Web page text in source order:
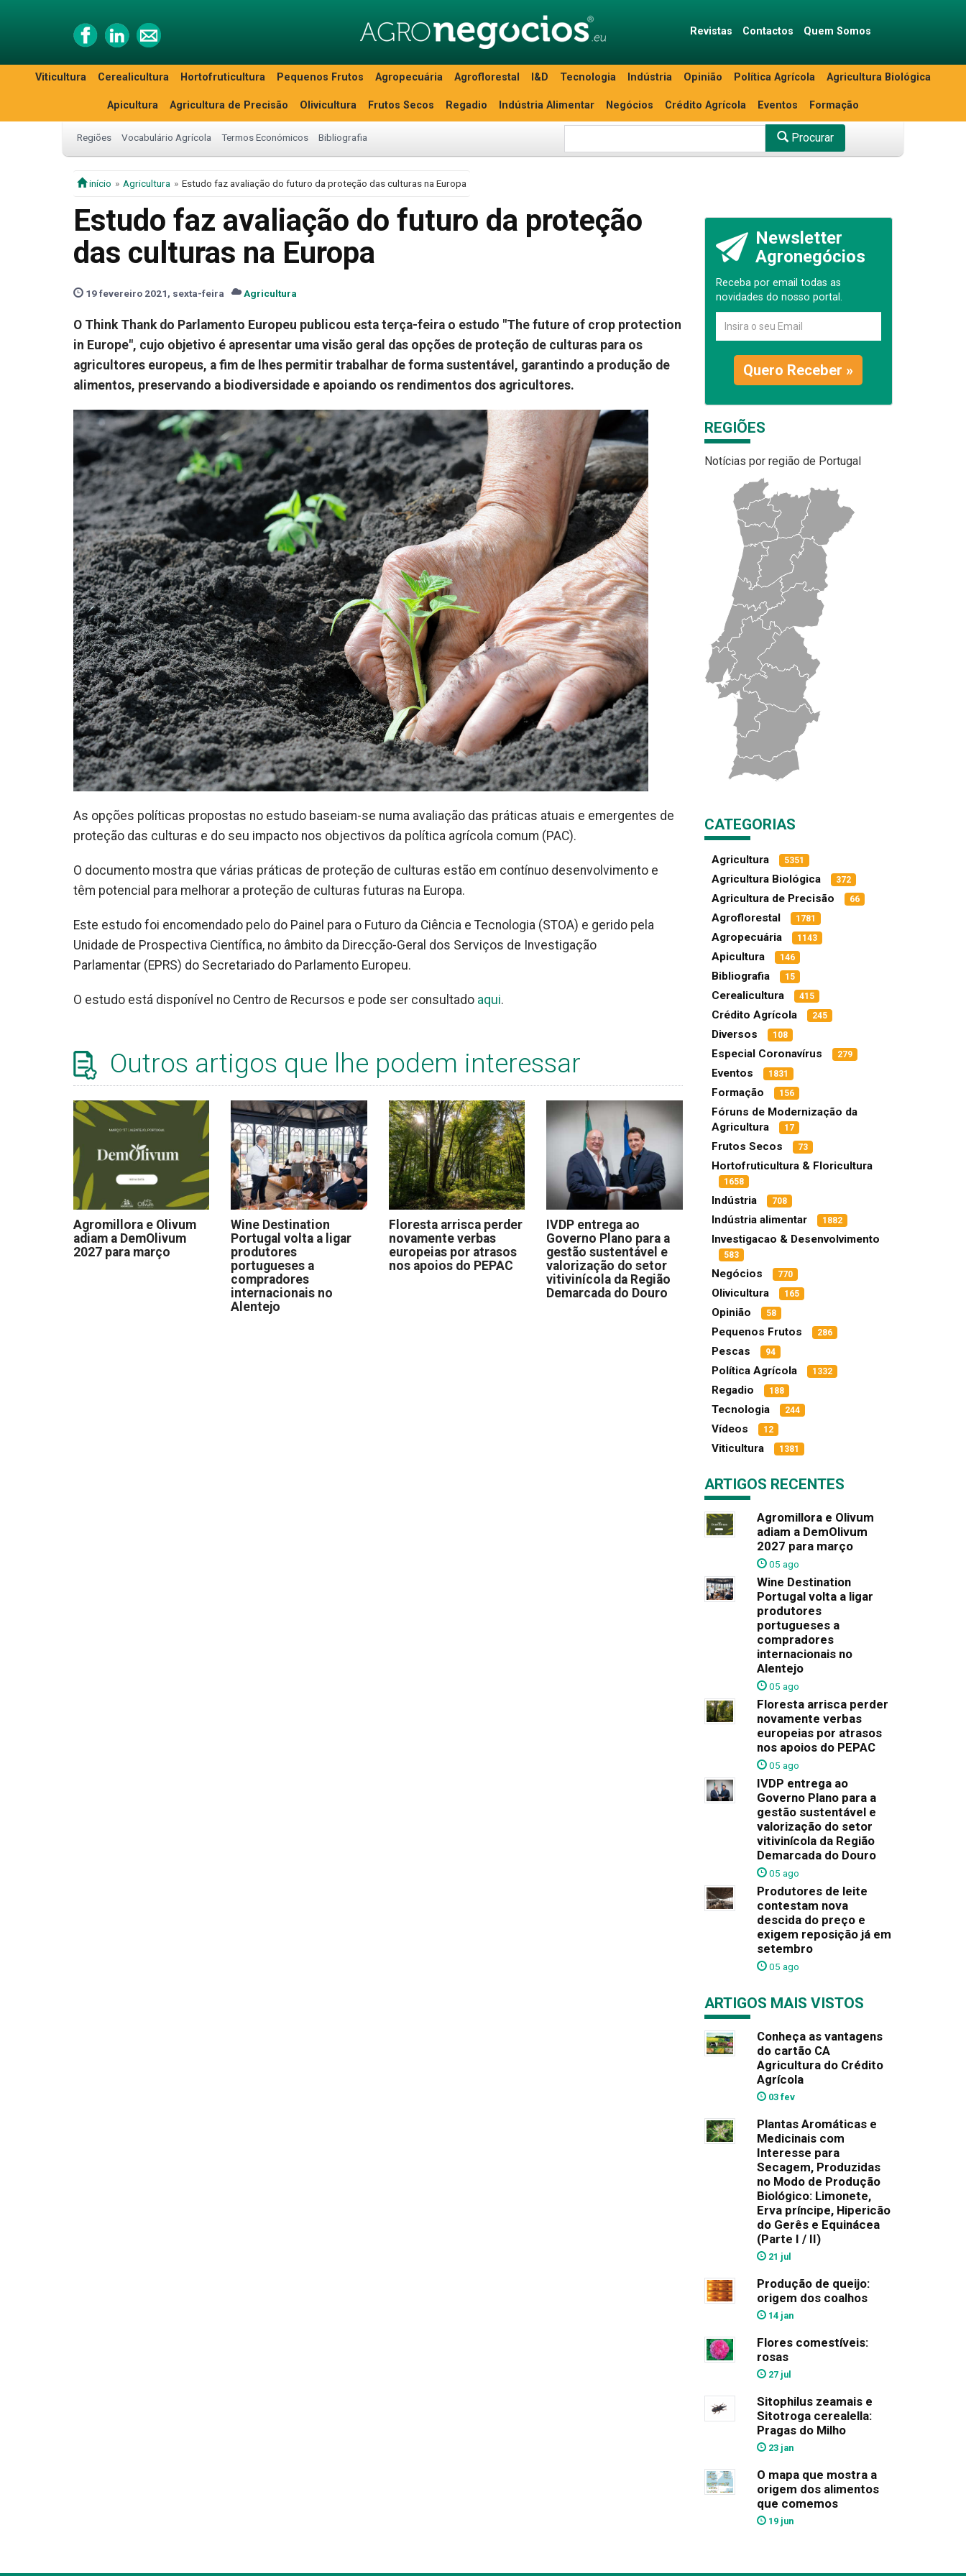
Revistas Contactos Quem Somos
Viticultura Cerealicultura Hortofruticultura Pequenos Frutos Agropecuária Agroflorestal I&D Tecnologia Indústria Opinião Política Agrícola Agricultura Biológica
Apicultura Agricultura de Precisão Olivicultura Frutos Secos Regadio Indústria Alimentar Negócios Crédito Agrícola Eventos Formação
Regiões Vocabulário Agrícola Termos Económicos Bibliografia Procurar
início Agricultura Estudo faz avaliação do futuro da proteção das culturas na Europa
Estudo faz avaliação do futuro da proteção
das culturas na Europa
19 fevereiro 2021, sexta-feira Agricultura
O Think Thank do Parlamento Europeu publicou esta terça-feira o estudo "The future of crop protection
in Europe", cujo objetivo é apresentar uma visão geral das opções de proteção de culturas para os
agricultores europeus, a fim de lhes permitir trabalhar de forma sustentável, garantindo a produção de
alimentos, preservando a biodiversidade e apoiando os rendimentos dos agricultores.
As opções políticas propostas no estudo baseiam-se numa avaliação das práticas atuais e emergentes de
proteção das culturas e do seu impacto nos objectivos da política agrícola comum (PAC).
O documento mostra que várias práticas de proteção de culturas estão em contínuo desenvolvimento e
têm potencial para melhorar a proteção de culturas futuras na Europa.
Este estudo foi encomendado pelo do Painel para o Futuro da Ciência e Tecnologia (STOA) e gerido pela
Unidade de Prospectiva Científica, no âmbito da Direcção-Geral dos Serviços de Investigação
Parlamentar (EPRS) do Secretariado do Parlamento Europeu.
O estudo está disponível no Centro de Recursos e pode ser consultado aqui.
Outros artigos que lhe podem interessar
Agromillora e Olivum
adiam a DemOlivum
2027 para março
Wine Destination
Portugal volta a ligar
produtores
portugueses a
compradores
internacionais no
Alentejo
Floresta arrisca perder
novamente verbas
europeias por atrasos
nos apoios do PEPAC
IVDP entrega ao
Governo Plano para a
gestão sustentável e
valorização do setor
vitivinícola da Região
Demarcada do Douro
Newsletter
Agronegócios
Receba por email todas as
novidades do nosso portal.
Quero Receber »
REGIÕES
Notícias por região de Portugal
CATEGORIAS
Agricultura 5351
Agricultura Biológica 372
Agricultura de Precisão 66
Agroflorestal 1781
Agropecuária 1143
Apicultura 146
Bibliografia 15
Cerealicultura 415
Crédito Agrícola 245
Diversos 108
Especial Coronavírus 279
Eventos 1831
Formação 156
Fóruns de Modernização da
Agricultura
17
Frutos Secos 73
Hortofruticultura & Floricultura
1658
Indústria 708
Indústria alimentar 1882
Investigacao & Desenvolvimento
583
Negócios 770
Olivicultura 165
Opinião 58
Pequenos Frutos 286
Pescas 94
Política Agrícola 1332
Regadio 188
Tecnologia 244
Vídeos 12
Viticultura 1381
ARTIGOS RECENTES
Agromillora e Olivum
adiam a DemOlivum
2027 para março
05 ago
Wine Destination
Portugal volta a ligar
produtores
portugueses a
compradores
internacionais no
Alentejo
05 ago
Floresta arrisca perder
novamente verbas
europeias por atrasos
nos apoios do PEPAC
05 ago
IVDP entrega ao
Governo Plano para a
gestão sustentável e
valorização do setor
vitivinícola da Região
Demarcada do Douro
05 ago
Produtores de leite
contestam nova
descida do preço e
exigem reposição já em
setembro
05 ago
ARTIGOS MAIS VISTOS
Conheça as vantagens
do cartão CA
Agricultura do Crédito
Agrícola
03 fev
Plantas Aromáticas e
Medicinais com
Interesse para
Secagem, Produzidas
no Modo de Produção
Biológico: Limonete,
Erva príncipe, Hipericão
do Gerês e Equinácea
(Parte I / II)
21 jul
Produção de queijo:
origem dos coalhos
14 jan
Flores comestíveis:
rosas
27 jul
Sitophilus zeamais e
Sitotroga cerealella:
Pragas do Milho
23 jan
O mapa que mostra a
origem dos alimentos
que comemos
19 jun